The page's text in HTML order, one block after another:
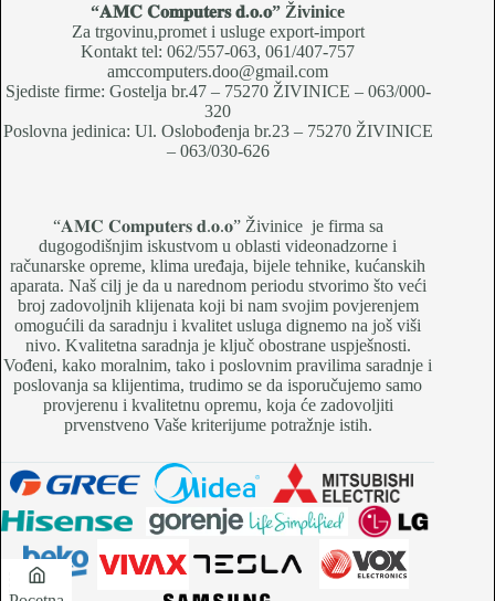
“𝐀𝐌𝐂 𝐂𝐨𝐦𝐩𝐮𝐭𝐞𝐫𝐬 𝐝.𝐨.𝐨” Živinice
Za trgovinu,promet i usluge export-import
Kontakt tel: 062/557-063, 061/407-757
amccomputers.doo@gmail.com
Sjediste firme: Gostelja br.47 – 75270 ŽIVINICE – 063/000-
320
Poslovna jedinica: Ul. Oslobođenja br.23 – 75270 ŽIVINICE
– 063/030-626
“𝐀𝐌𝐂 𝐂𝐨𝐦𝐩𝐮𝐭𝐞𝐫𝐬 𝐝.𝐨.𝐨” Živinice je firma sa
dugogodišnjim iskustvom u oblasti videonadzorne i
računarske opreme, klima uređaja, bijele tehnike, kućanskih
aparata. Naš cilj je da u narednom periodu stvorimo što veći
broj zadovoljnih klijenata koji bi nam svojim povjerenjem
omogućili da saradnju i kvalitet usluga dignemo na još viši
nivo. Kvalitetna saradnja je ključ obostrane uspješnosti.
Vođeni, kako moralnim, tako i poslovnim pravilima saradnje i
poslovanja sa klijentima, trudimo se da isporučujemo samo
provjerenu i kvalitetnu opremu, koja će zadovoljiti
prvenstveno Vaše kriterijume potražnje istih.